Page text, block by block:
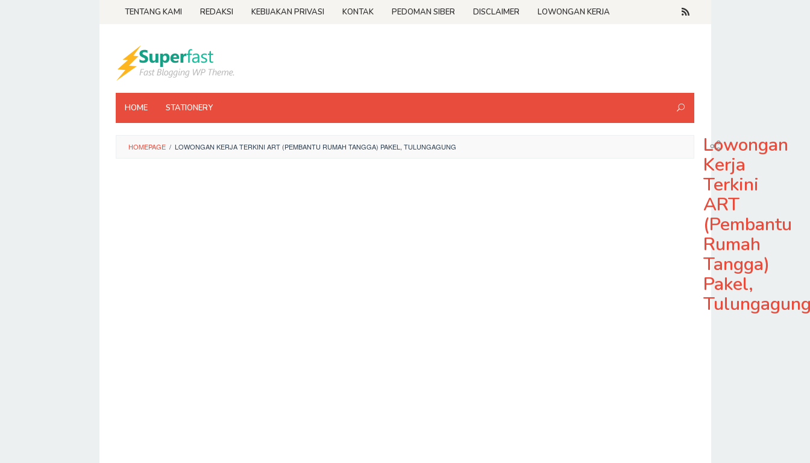
TENTANG KAMI REDAKSI KEBIJAKAN PRIVASI KONTAK PEDOMAN SIBER DISCLAIMER LOWONGAN KERJA
HOME STATIONERY
HOMEPAGE / LOWONGAN KERJA TERKINI ART (PEMBANTU RUMAH TANGGA) PAKEL, TULUNGAGUNG
Lowongan
Kerja
Terkini
ART
(Pembantu
Rumah
Tangga)
Pakel,